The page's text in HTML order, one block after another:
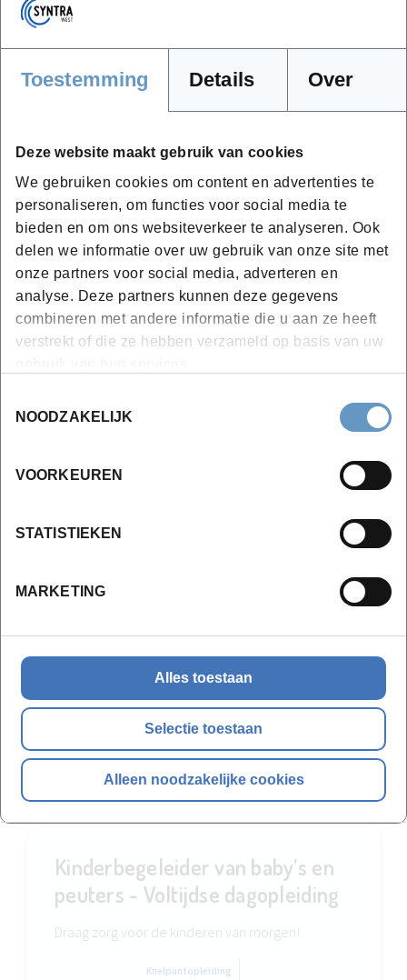
Toestemming Details Over
Deze website maakt gebruik van cookies
We gebruiken cookies om content en advertenties te
personaliseren, om functies voor social media te
bieden en om ons websiteverkeer te analyseren. Ook
delen we informatie over uw gebruik van onze site met
onze partners voor social media, adverteren en
analyse. Deze partners kunnen deze gegevens
combineren met andere informatie die u aan ze heeft
verstrekt of die ze hebben verzameld op basis van uw
NOODZAKELIJK
VOORKEUREN
STATISTIEKEN
MARKETING
Alles toestaan
Selectie toestaan
Alleen noodzakelijke cookies
opstarten als zelfstandige.
Kies de opleidingsvorm die bij je
past
peuters - Avondopleiding
Draag zorg voor de kinderen van morgen!
Leer meer
Kinderbegeleider van baby’s en
peuters - Voltijdse dagopleiding
Draag zorg voor de kinderen van morgen!
Knelpuntopleiding